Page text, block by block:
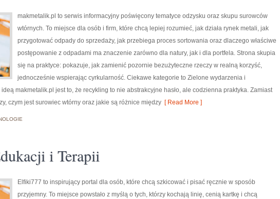
makmetalik.pl to serwis informacyjny poświęcony tematyce odzysku oraz skupu surowców
wtórnych. To miejsce dla osób i firm, które chcą lepiej rozumieć, jak działa rynek metali, jak
przygotować odpady do sprzedaży, jak przebiega proces sortowania oraz dlaczego właściwe
postępowanie z odpadami ma znaczenie zarówno dla natury, jak i dla portfela. Strona skupia
się na praktyce: pokazuje, jak zamienić pozornie bezużyteczne rzeczy w realną korzyść,
jednocześnie wspierając cyrkularność. Ciekawe kategorie to Zielone wydarzenia i
ideą makmetalik.pl jest to, że recykling to nie abstrakcyjne hasło, ale codzienna praktyka. Zamiast
czym jest surowiec wtórny oraz jakie są różnice między [ Read More ]
i Terapii
Elfiki777 to inspirujący portal dla osób, które chcą szkicować i pisać ręcznie w sposób
przyjemny. To miejsce powstało z myślą o tych, którzy kochają linię, cenią kartkę i chcą